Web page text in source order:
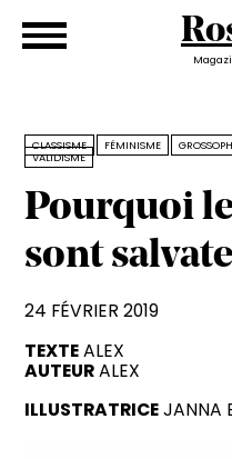
CLASSISME FÉMINISME
VALIDISME
Pourquoi
sont
24 FÉVRIER 2019
TEXTE ALEX
AUTEUR ALEX
ILLUSTRATRICE JANNA